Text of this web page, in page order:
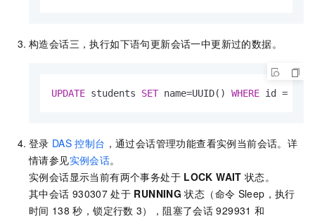
构造会话三，执行如下语句更新会话一中更新过的数据。
UPDATE students SET name=UUID() WHERE id =
登录 DAS 控制台 ，通过会话管理功能查看实例当前会话。详
情请参见实例会话。
实例会话显示当前有两个事务处于 LOCK WAIT 状态。
其中会话 930307 处于 RUNNING 状态（命令 Sleep，执行
时间 138 秒，锁定行数 3），阻塞了会话 929931 和